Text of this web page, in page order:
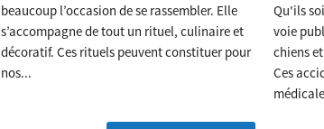
beaucoup l’occasion de se rassembler. Elle
s’accompagne de tout un rituel, culinaire et
décoratif. Ces rituels peuvent constituer pour
nos...
Qu'ils
voie
chiens
Ces